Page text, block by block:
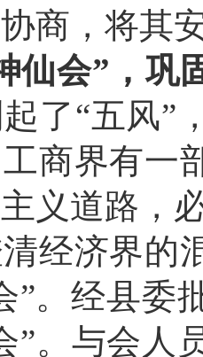
商，将其
仙会”，巩
了“五风”
商界有一
义道路，
济界的混
”。经县委
”。与会人